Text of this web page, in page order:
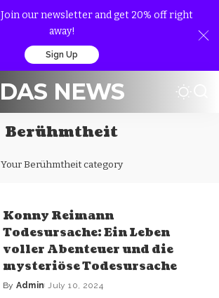
Join our newsletter and get 20% off right
away!
Sign Up
DAS NEWS
Berühmtheit
Your Berühmtheit category
Konny Reimann
Todesursache: Ein Leben
voller Abenteuer und die
mysteriöse Todesursache
By Admin July 10, 2024